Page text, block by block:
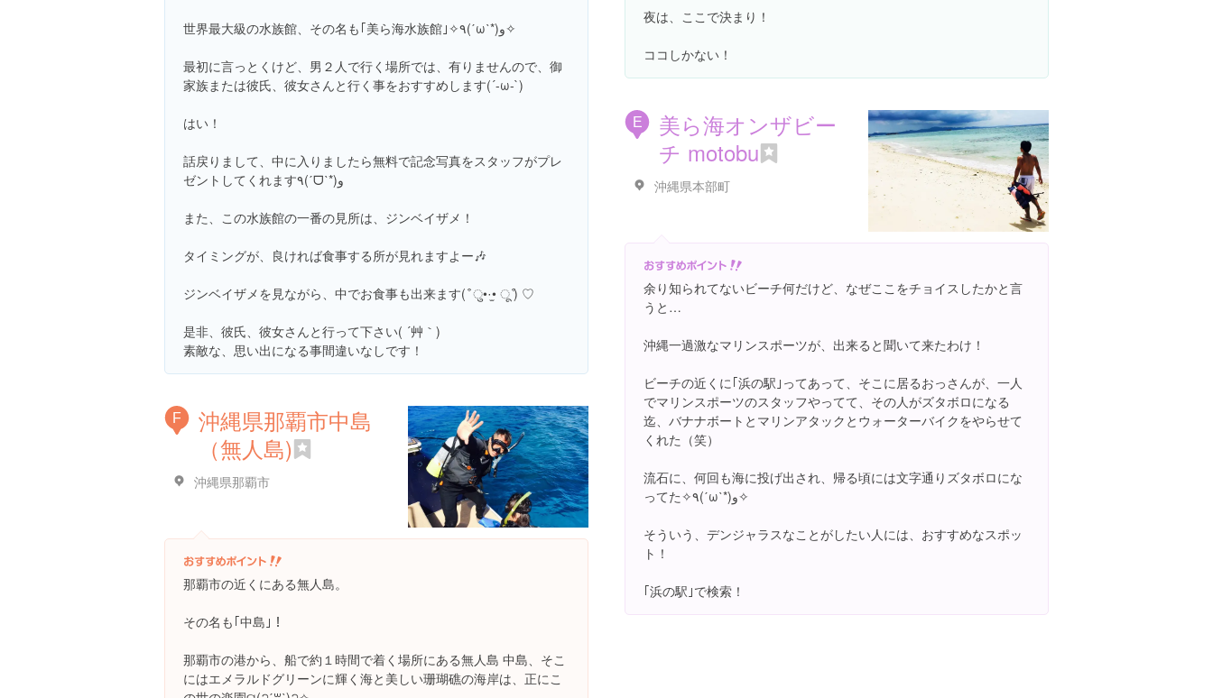
夜は、ここで決まり！
ココしかない！
世界最大級の水族館、その名も｢美ら海水族館｣✧٩(ˊωˋ*)و✧
最初に言っとくけど、男２人で行く場所では、有りませんので、御
家族または彼氏、彼女さんと行く事をおすすめします(´-ω-`)
はい！
話戻りまして、中に入りましたら無料で記念写真をスタッフがプレ
ゼントしてくれます٩(ˊᗜˋ*)و
また、この水族館の一番の見所は、ジンベイザメ！
タイミングが、良ければ食事する所が見れますよー🎶
ジンベイザメを見ながら、中でお食事も出来ます( ͒ ु•·̫• ू ͒) ♡
是非、彼氏、彼女さんと行って下さい( ´艸｀)
素敵な、思い出になる事間違いなしです！
E
美ら海オンザビー
チ motobu
沖縄県本部町
余り知られてないビーチ何だけど、なぜここをチョイスしたかと言
うと…
沖縄一過激なマリンスポーツが、出来ると聞いて来たわけ！
ビーチの近くに｢浜の駅｣ってあって、そこに居るおっさんが、一人
でマリンスポーツのスタッフやってて、その人がズタボロになる
迄、バナナボートとマリンアタックとウォーターバイクをやらせて
くれた（笑）
流石に、何回も海に投げ出され、帰る頃には文字通りズタボロにな
ってた✧٩(ˊωˋ*)و✧
そういう、デンジャラスなことがしたい人には、おすすめなスポッ
ト！
｢浜の駅｣で検索！
F
沖縄県那覇市中島
（無人島)
沖縄県那覇市
那覇市の近くにある無人島。
その名も｢中島｣！
那覇市の港から、船で約１時間で着く場所にある無人島 中島、そこ
にはエメラルドグリーンに輝く海と美しい珊瑚礁の海岸は、正にこ